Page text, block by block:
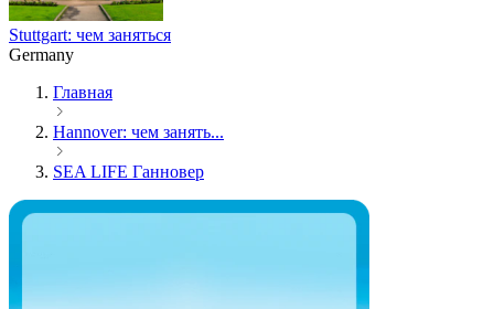
Stuttgart: чем заняться
Germany
Главная
Hannover: чем занять...
SEA LIFE Ганновер